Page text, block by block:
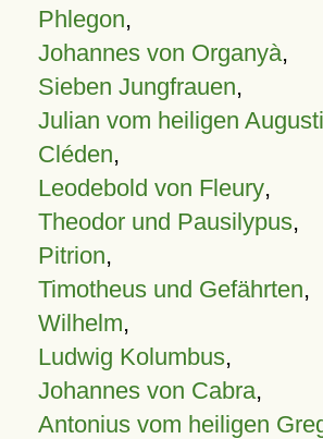
Phlegon,
Johannes von Organyà,
Sieben Jungfrauen,
Julian vom heiligen
Cléden,
Leodebold von Fleury,
Theodor und Pausilypus,
Pitrion,
Timotheus und Gefährten,
Wilhelm,
Ludwig Kolumbus,
Johannes von Cabra,
Antonius vom heiligen